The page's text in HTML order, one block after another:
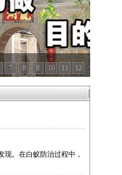
7 8 9 10 11 12
。在白蚁防治过程中，